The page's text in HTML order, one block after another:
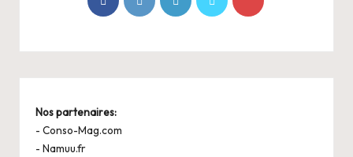
Nos partenaires:
- Conso-Mag.com
- Namuu.fr